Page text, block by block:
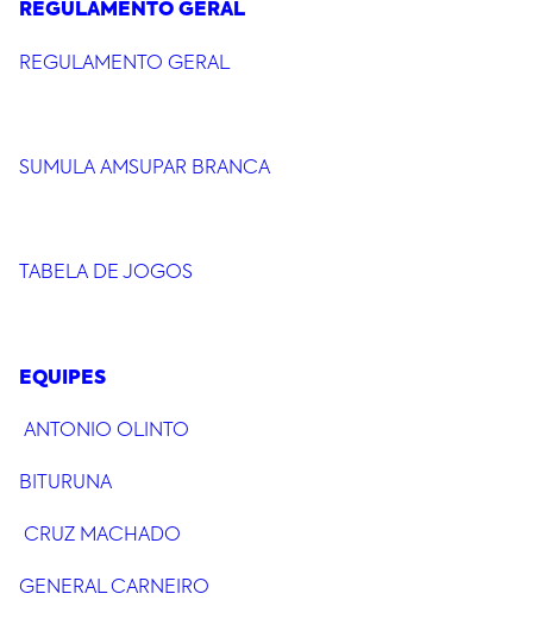
REGULAMENTO GERAL
REGULAMENTO GERAL
SUMULA AMSUPAR BRANCA
TABELA DE JOGOS
EQUIPES
ANTONIO OLINTO
BITURUNA
CRUZ MACHADO
GENERAL CARNEIRO